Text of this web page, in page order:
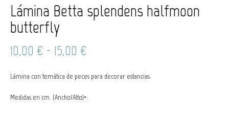
Lámina Betta splendens halfmoon
butterfly
10,00 € - 15,00 €
Lámina con temática de peces para decorar estancias
Medidas en cm. (Ancho/Alto)*: